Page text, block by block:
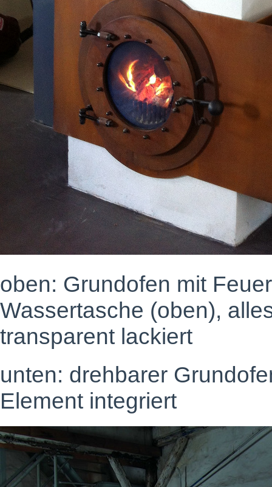
oben: Grundofen mit
Wassertasche (oben),
transparent lackiert
unten: drehbarer
Element integriert